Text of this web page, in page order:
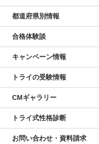
都道府県別情報
合格体験談
キャンペーン情報
トライの受験情報
CMギャラリー
トライ式性格診断
お問い合わせ・資料請求